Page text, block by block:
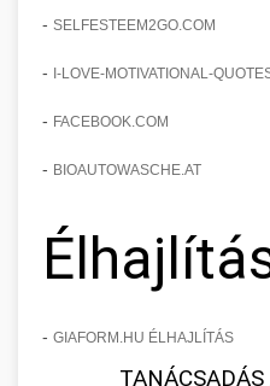
- SELFESTEEM2GO.COM
- I-LOVE-MOTIVATIONAL-
- FACEBOOK.COM
- BIOAUTOWASCHE.AT
- GIAFORM.HU ÉLHAJLÍTÁS